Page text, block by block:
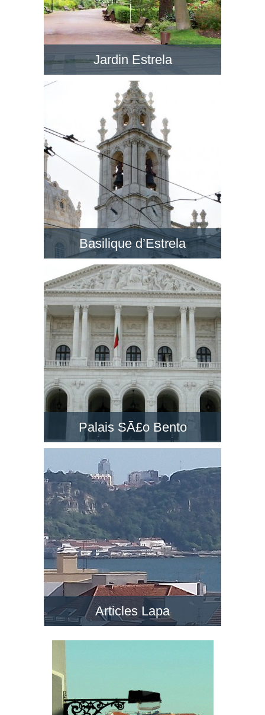
Jardin Estrela
Le Jardim da Estrela en face de la BasÃ­lica da
Estrela est un jardin romantique avec de petits
lacs, dans un style anglais. Visitez ce jardin !
Basilique d’Estrela
Au quartier de Lapa, la Basilique d’Estrela est
un des grands monuments à Lisbonne. Visitez-
la et découvrez le paysage dans son belvédère
!
Palais SÃ£o Bento
Le PalÃ¡cio de SÃ£o Bento est un majestueux
palais néo-classique situé à Lisbonne.
Découvrez le siège du Parlement du Portugal !
Articles Lapa